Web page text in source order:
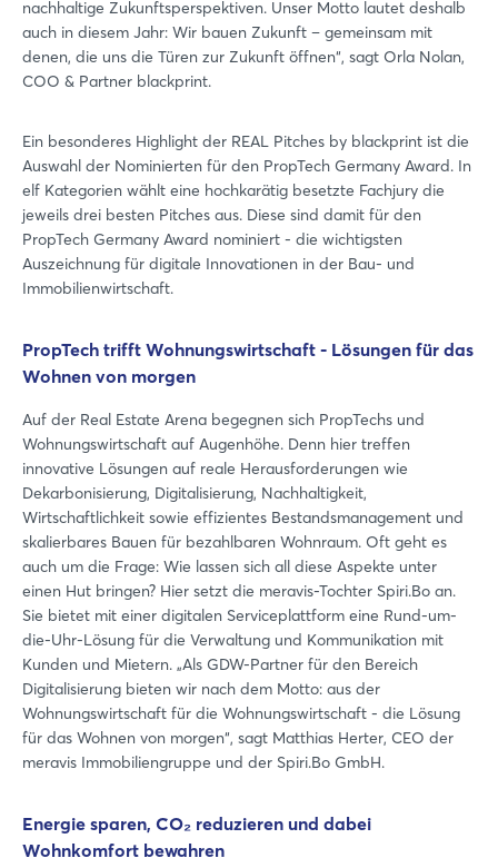
nachhaltige Zukunftsperspektiven. Unser Motto lautet deshalb
auch in diesem Jahr: Wir bauen Zukunft – gemeinsam mit
denen, die uns die Türen zur Zukunft öffnen“, sagt Orla Nolan,
COO & Partner blackprint.
Ein besonderes Highlight der REAL Pitches by blackprint ist die
Auswahl der Nominierten für den PropTech Germany Award. In
elf Kategorien wählt eine hochkarätig besetzte Fachjury die
jeweils drei besten Pitches aus. Diese sind damit für den
PropTech Germany Award nominiert - die wichtigsten
Auszeichnung für digitale Innovationen in der Bau- und
Immobilienwirtschaft.
PropTech trifft Wohnungswirtschaft - Lösungen für das
Wohnen von morgen
Auf der Real Estate Arena begegnen sich PropTechs und
Wohnungswirtschaft auf Augenhöhe. Denn hier treffen
innovative Lösungen auf reale Herausforderungen wie
Dekarbonisierung, Digitalisierung, Nachhaltigkeit,
Wirtschaftlichkeit sowie effizientes Bestandsmanagement und
skalierbares Bauen für bezahlbaren Wohnraum. Oft geht es
auch um die Frage: Wie lassen sich all diese Aspekte unter
einen Hut bringen? Hier setzt die meravis-Tochter Spiri.Bo an.
Sie bietet mit einer digitalen Serviceplattform eine Rund-um-
die-Uhr-Lösung für die Verwaltung und Kommunikation mit
Kunden und Mietern. „Als GDW-Partner für den Bereich
Digitalisierung bieten wir nach dem Motto: aus der
Wohnungswirtschaft für die Wohnungswirtschaft - die Lösung
für das Wohnen von morgen“, sagt Matthias Herter, CEO der
meravis Immobiliengruppe und der Spiri.Bo GmbH.
Energie sparen, CO₂ reduzieren und dabei
Wohnkomfort bewahren